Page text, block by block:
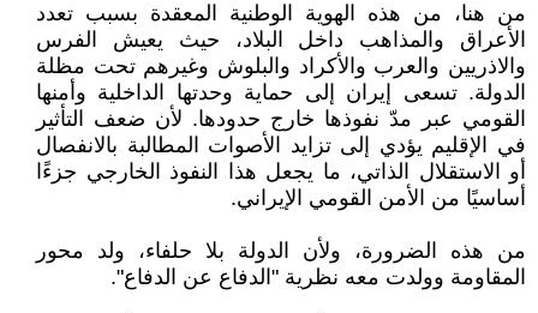
من هنا، من هذه الهوية الوطنية المعقدة بسبب تعدد
الأعراق والمذاهب داخل البلاد، حيث يعيش الفرس
والاذريين والعرب والأكراد والبلوش وغيرهم تحت مظلة
الدولة. تسعى إيران إلى حماية وحدتها الداخلية وأمنها
القومي عبر مدّ نفوذها خارج حدودها. لأن ضعف التأثير
في الإقليم يؤدي إلى تزايد الأصوات المطالبة بالانفصال
أو الاستقلال الذاتي، ما يجعل هذا النفوذ الخارجي جزءًا
أساسيًا من الأمن القومي الإيراني.
من هذه الضرورة، ولأن الدولة بلا حلفاء، ولد محور
المقاومة وولدت معه نظرية "الدفاع عن الدفاع".